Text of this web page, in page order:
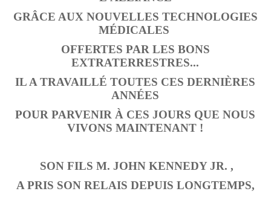
GRÂCE AUX NOUVELLES TECHNOLOGIES
MÉDICALES
OFFERTES PAR LES BONS
EXTRATERRESTRES...
IL A TRAVAILLÉ TOUTES CES DERNIÈRES
ANNÉES
POUR PARVENIR À CES JOURS QUE NOUS
VIVONS MAINTENANT !
SON FILS M. JOHN KENNEDY JR. ,
A PRIS SON RELAIS DEPUIS LONGTEMPS,